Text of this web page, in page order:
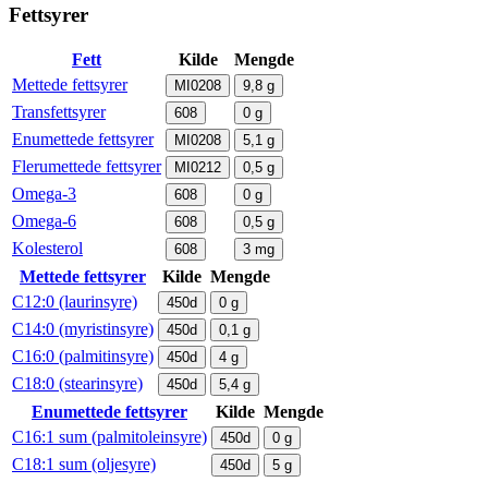
Fettsyrer
Fett Kilde
Mengde
Mettede fettsyrer
MI0208 9,8 g
Transfettsyrer 608 0 g
Enumettede fettsyrer MI0208 5,1 g
Flerumettede fettsyrer MI0212 0,5 g
Omega-3 608 0 g
Omega-6 608 0,5 g
Kolesterol 608 3 mg
Mettede fettsyrer Kilde Mengde
C12:0 (laurinsyre)
450d 0 g
C14:0 (myristinsyre) 450d 0,1 g
C16:0 (palmitinsyre) 450d 4 g
C18:0 (stearinsyre) 450d 5,4 g
Enumettede fettsyrer Kilde Mengde
C16:1 sum (palmitoleinsyre)
450d 0 g
C18:1 sum (oljesyre) 450d 5 g